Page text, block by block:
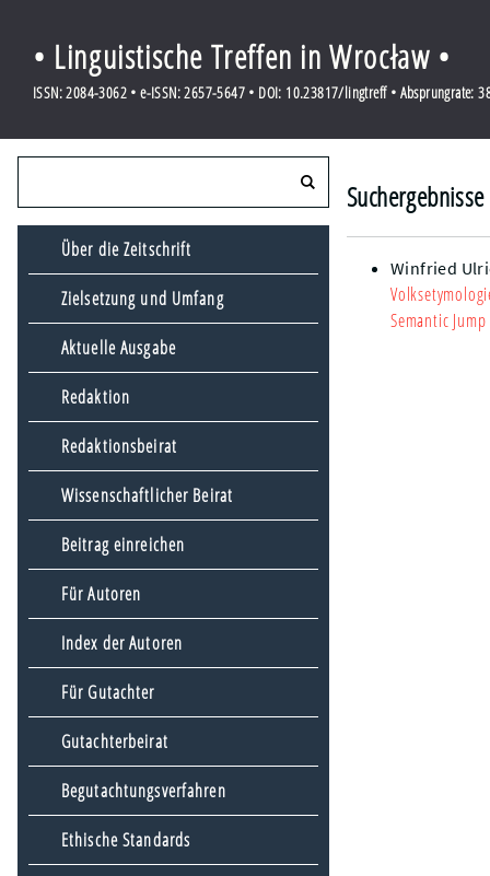
• Linguistische Treffen in Wrocław •
ISSN: 2084-3062 • e-ISSN: 2657-5647 • DOI: 10.23817/lingtreff • Absprungrate:
Über die Zeitschrift
Zielsetzung und Umfang
Aktuelle Ausgabe
Redaktion
Redaktionsbeirat
Wissenschaftlicher Beirat
Beitrag einreichen
Für Autoren
Index der Autoren
Für Gutachter
Gutachterbeirat
Begutachtungsverfahren
Ethische Standards
Winfried
Semantic